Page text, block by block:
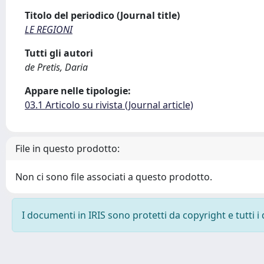
Titolo del periodico (Journal title)
LE REGIONI
Tutti gli autori
de Pretis, Daria
Appare nelle tipologie:
03.1 Articolo su rivista (Journal article)
File in questo prodotto:
Non ci sono file associati a questo prodotto.
I documenti in IRIS sono protetti da copyright e tutti